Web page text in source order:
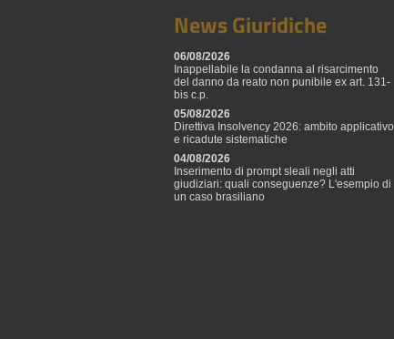
News Giuridiche
06/08/2026
Inappellabile la condanna al risarcimento
del danno da reato non punibile ex art. 131-
bis c.p.
05/08/2026
Direttiva Insolvency 2026: ambito applicativo
e ricadute sistematiche
04/08/2026
Inserimento di prompt sleali negli atti
giudiziari: quali conseguenze? L'esempio di
un caso brasiliano